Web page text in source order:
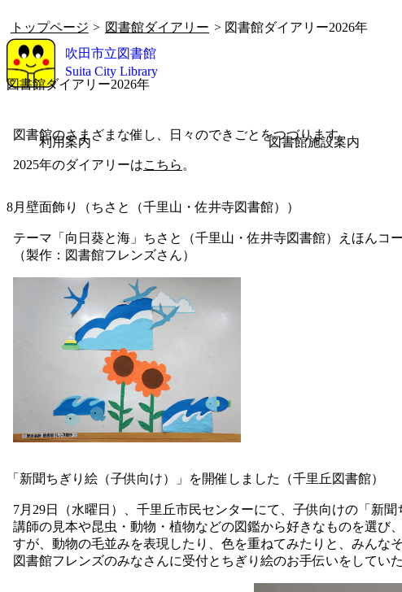
吹田市立図書館
Suita City Library
利用案内 図書館施設案内
トップページ > 図書館ダイアリー > 図書館ダイアリー2026年
図書館ダイアリー2026年
図書館のさまざまな催し、日々のできごとをつづります。
2025年のダイアリーはこちら 。
8月壁面飾り（ちさと（千里山・佐井寺図書館））
テーマ「向日葵と海」ちさと（千里山・佐井寺図書館）えほんコ
（製作：図書館フレンズさん）
「新聞ちぎり絵（子供向け）」を開催しました（千里丘図書館）
7月29日（水曜日）、千里丘市民センターにて、子供向けの「新聞
講師の見本や昆虫・動物・植物などの図鑑から好きなものを選び
すが、動物の毛並みを表現したり、色を重ねてみたりと、みんな
図書館フレンズのみなさんに受付とちぎり絵のお手伝いをしてい